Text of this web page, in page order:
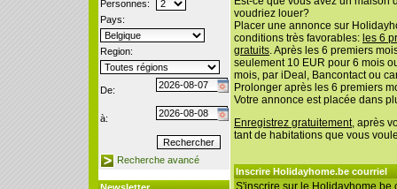
Personnes:
Pays:
Region:
De:
à:
Recherche avancé
voudriez louer?
Placer une annonce sur
conditions très favorables: les 6
gratuits. Après les 6 premiers
seulement 10 EUR pour 6 mois
mois, par iDeal, Bancontact ou
Prolonger après les 6 premiers
Votre annonce est placée dans
Enregistrez gratuitement, après
tant de habitations que vous
Inscrire Holidayhome.be courriel